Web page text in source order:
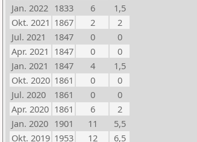
Jan. 2022 1833 6
1,5
Okt. 2021 1867 2
2
Jul. 2021
1847 0
0
Apr. 2021 1847 0
0
Jan. 2021
1847 4
1,5
Okt. 2020 1861 0
0
Jul. 2020
1861 0
0
Apr. 2020 1861 6
2
Jan. 2020 1901 11
5,5
Okt. 2019 1953 12
6,5